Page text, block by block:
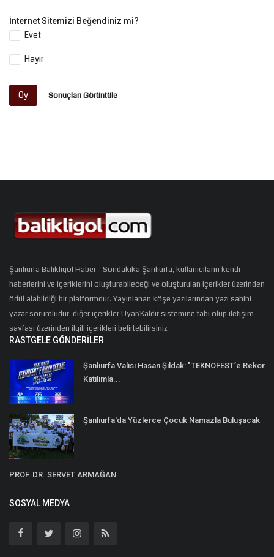
İnternet Sitemizi Beğendiniz mi?
Evet
Hayır
Oy Sonuçları Görüntüle
Şanlıurfa Balıklıgöl Haber - Sondakika Şanlıurfa, kullanıcıların kendi
haberlerini ve içeriklerini oluşturabileceği ve oluşturulan içerikler üzerinden
ödül alabildiği bir platformdur. Yayınlanan köşe yazılarından yazı sahibi
yazar sorumludur, diğer içerikler Uyar/Kaldır sistemine tabi olup iletişim
sayfası üzerinden ilgili içerikleri belirtebilirsiniz.
RASTGELE GÖNDERILER
Şanlıurfa Valisi Hasan Şıldak: "TEKNOFEST’e Rekor
Katılımla...
Şanlıurfa'da Yüzlerce Çocuk Namazla Buluşacak
PROF. DR. SERVET ARMAĞAN
SOSYAL MEDYA